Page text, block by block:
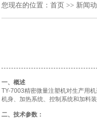
您现在的位置： 首页 >> 新闻
一、概述
TY-7003精密微量注塑机对生产用
机身、加热系统、控制系统和加料
二、技术参数：